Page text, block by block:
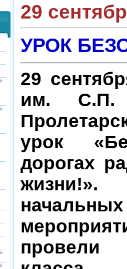
29
УРОК
29
им. С.П.
урок
дорогах
жизни!».